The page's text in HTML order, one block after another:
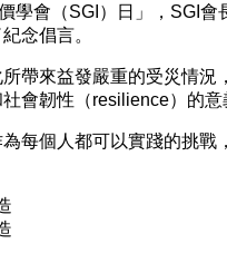
學會（SGI）日」，SGI會
念倡言。
帶來益發嚴重的受災情況
會韌性（resilience）的意
每個人都可以實踐的挑戰